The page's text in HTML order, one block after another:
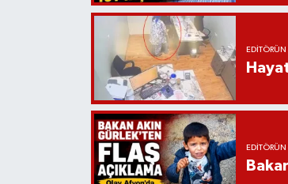
EDITÖRÜN
EDITÖRÜN